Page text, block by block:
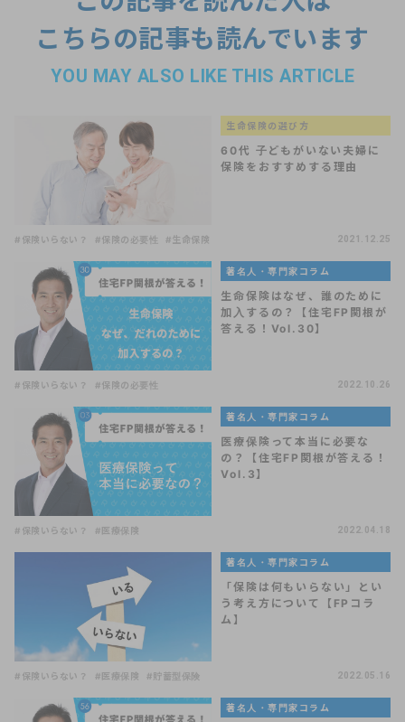
こちらの記事も読んでいます
YOU MAY ALSO LIKE THIS ARTICLE
生命保険の選び方
60代 子どもがいない夫婦に
保険をおすすめする理由
#保険いらない？ #保険の必要性 #生命保険 2021.12.25
著名人・専門家コラム
生命保険はなぜ、誰のために
加入するの？【住宅FP関根が
答える！Vol.30】
#保険いらない？ #保険の必要性 2022.10.26
著名人・専門家コラム
医療保険って本当に必要な
の？【住宅FP関根が答える！
Vol.3】
#保険いらない？ #医療保険 2022.04.18
著名人・専門家コラム
「保険は何もいらない」とい
う考え方について【FPコラ
ム】
#保険いらない？ #医療保険 #貯蓄型保険 2022.05.16
著名人・専門家コラム